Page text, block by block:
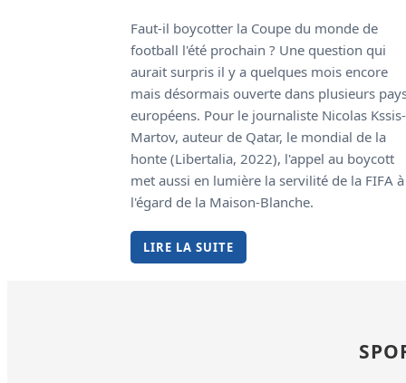
Faut-il boycotter la Coupe du monde de
football l'été prochain ? Une question qui
aurait surpris il y a quelques mois encore
mais désormais ouverte dans plusieurs
européens. Pour le journaliste Nicolas Kssis-
Martov, auteur de Qatar, le mondial de la
honte (Libertalia, 2022), l'appel au boycott
met aussi en lumière la servilité de la FIFA à
l'égard de la Maison-Blanche.
LIRE LA SUITE